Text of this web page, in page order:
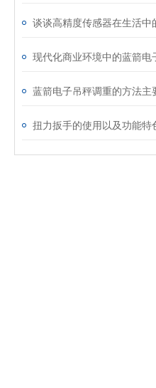
谈谈高精度传感器在生活中
扭力扳手的使用以及功能特